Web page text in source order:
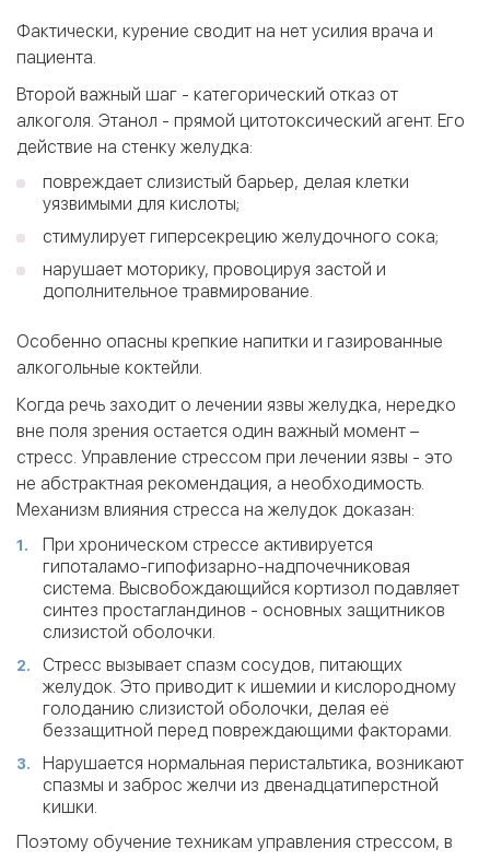
Фактически, курение сводит на нет усилия врача и
пациента.
Второй важный шаг - категорический отказ от
алкоголя. Этанол - прямой цитотоксический агент. Его
действие на стенку желудка:
повреждает слизистый барьер, делая клетки
уязвимыми для кислоты;
стимулирует гиперсекрецию желудочного сока;
нарушает моторику, провоцируя застой и
дополнительное травмирование.
Особенно опасны крепкие напитки и газированные
алкогольные коктейли.
Когда речь заходит о лечении язвы желудка, нередко
вне поля зрения остается один важный момент –
стресс. Управление стрессом при лечении язвы - это
не абстрактная рекомендация, а необходимость.
Механизм влияния стресса на желудок доказан:
При хроническом стрессе активируется
гипоталамо-гипофизарно-надпочечниковая
система. Высвобождающийся кортизол подавляет
синтез простагландинов - основных защитников
слизистой оболочки.
Стресс вызывает спазм сосудов, питающих
желудок. Это приводит к ишемии и кислородному
голоданию слизистой оболочки, делая её
беззащитной перед повреждающими факторами.
Нарушается нормальная перистальтика, возникают
спазмы и заброс желчи из двенадцатиперстной
кишки.
Поэтому обучение техникам управления стрессом, в